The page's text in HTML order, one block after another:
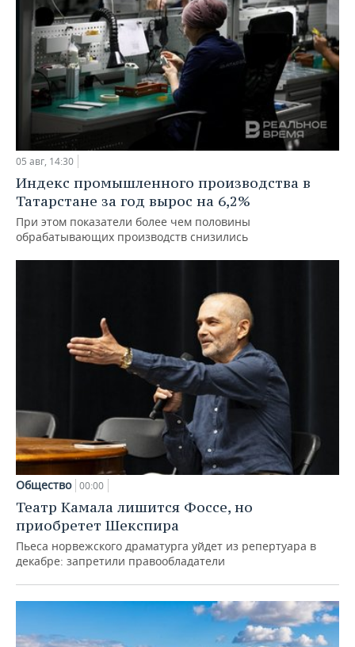
05 авг, 14:30
Индекс промышленного производства в
Татарстане за год вырос на 6,2%
При этом показатели более чем половины
обрабатывающих производств снизились
Общество 00:00
Театр Камала лишится Фоссе, но
приобретет Шекспира
Пьеса норвежского драматурга уйдет из репертуара в
декабре: запретили правообладатели